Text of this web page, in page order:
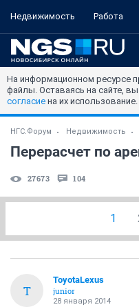
Недвижимость Работа
На информационном ресурсе
файлы. Оставаясь на сайте,
согласие на их использование.
НГС.Форум Недвижимость
Перерасчет по
27673 104
1
T
ToyotaLexus
junior
28 января 2014